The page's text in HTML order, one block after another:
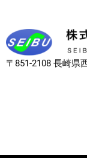
〒851-2108 長崎県